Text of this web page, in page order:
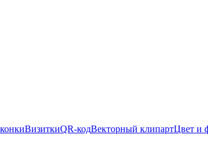
ВизиткиQR-кодВекторный клипартЦвет и